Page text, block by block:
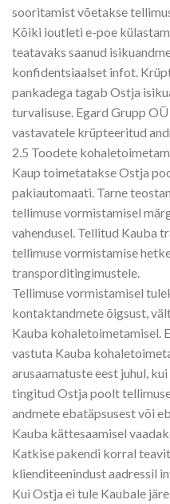
sooritamist võetakse
Kõiki ioutleti e-poe
teatavaks saanud
konfidentsiaalset infot.
pankadega tagab Ostja
turvalisuse. Egard Grupp
vastavatele krüpteeritud
2.5 Toodete
Kaup toimetatakse Ostja
pakiautomaati. Tarne
tellimuse vormistamisel
vahendusel. Tellitud Kauba
tellimuse vormistamise
transporditingimustele.
Tellimuse vormistamisel
kontaktandmete õigsust,
Kauba kohaletoimetamisel.
vastuta Kauba
arusaamatuste eest juhul,
tingitud Ostja poolt
andmete ebatäpsusest või
Kauba kättesaamisel
Katkise pakendi korral
klienditeenindust aadressil
Kui Ostja ei tule Kaubale